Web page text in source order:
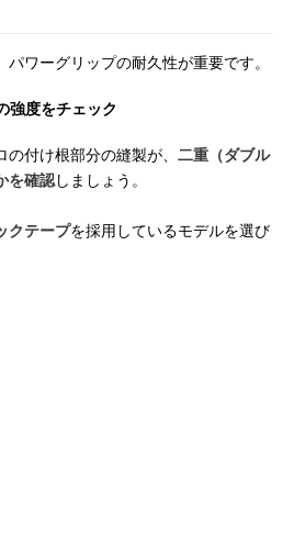
ワーグリップの耐久性が重要です。
強度をチェック
付け根部分の縫製が、 二重（ダブル
を確認しましょう。
クテープを採用しているモデルを選び